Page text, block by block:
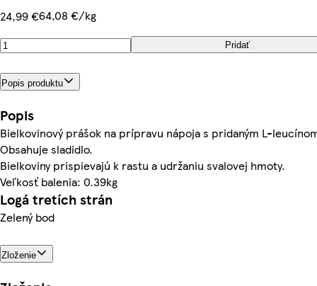
24,99 €64,08 €/kg
Pridať
Popis produktu
Popis
Bielkovinový prášok na prípravu nápoja s pridaným L-
Obsahuje sladidlo.
Bielkoviny prispievajú k rastu a udržaniu svalovej hmoty.
Veľkosť balenia: 0.39kg
Logá tretích strán
Zelený bod
Zloženie